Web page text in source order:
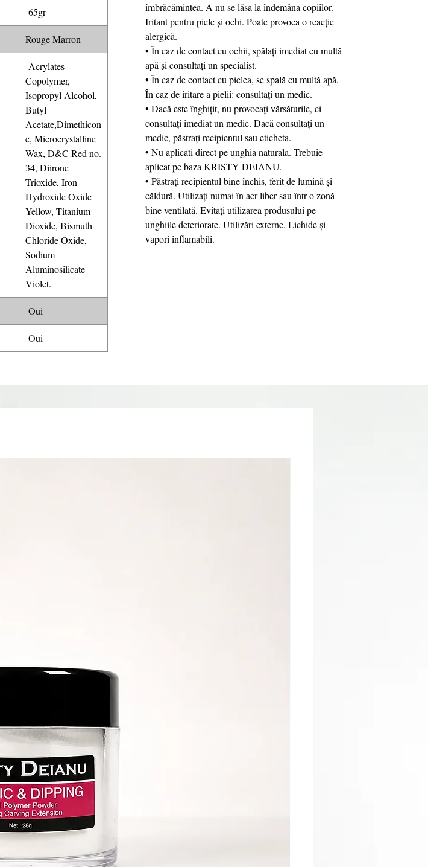
65gr
Rouge Marron
Acrylates
Copolymer,
Isopropyl Alcohol,
Butyl
Acetate,Dimethicon
e, Microcrystalline
Wax, D&C Red no.
34, Diirone
Trioxide, Iron
Hydroxide Oxide
Yellow, Titanium
Dioxide, Bismuth
Chloride Oxide,
Sodium
Aluminosilicate
Violet.
Oui
Oui
îmbrăcămintea. A nu se lăsa la îndemâna copiilor.
Iritant pentru piele și ochi. Poate provoca o reacție
alergică.
• În caz de contact cu ochii, spălați imediat cu multă
apă și consultați un specialist.
• În caz de contact cu pielea, se spală cu multă apă.
În caz de iritare a pielii: consultați un medic.
• Dacă este înghițit, nu provocați vărsăturile, ci
consultați imediat un medic. Dacă consultați un
medic, păstrați recipientul sau eticheta.
• Nu aplicati direct pe unghia naturala. Trebuie
aplicat pe baza KRISTY DEIANU.
• Păstrați recipientul bine închis, ferit de lumină și
căldură. Utilizați numai în aer liber sau într-o zonă
bine ventilată. Evitați utilizarea produsului pe
unghiile deteriorate. Utilizări externe. Lichide și
vapori inflamabili.